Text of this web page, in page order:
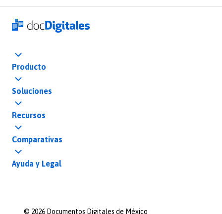
Producto
Soluciones
Recursos
Comparativas
Ayuda y Legal
© 2026 Documentos Digitales de México